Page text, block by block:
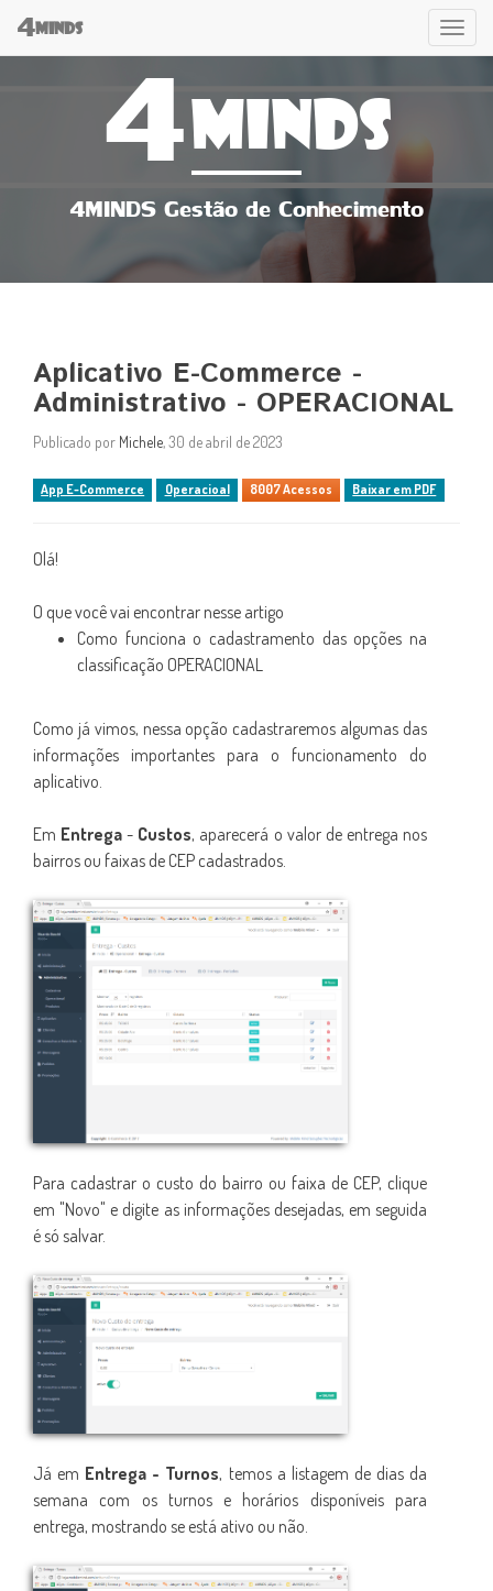
4MINDS 4MINDS
4MINDS Gestão de Conhecimento
Aplicativo E-Commerce -
Administrativo - OPERACIONAL
Publicado por Michele, 30 de abril de 2023
App E-Commerce Operacioal 8007 Acessos Baixar em PDF
Olá!
O que você vai encontrar nesse artigo
Como funciona o cadastramento das opções na
classificação OPERACIONAL
Como já vimos, nessa opção cadastraremos algumas das
informações importantes para o funcionamento do
aplicativo.
Em Entrega - Custos, aparecerá o valor de entrega nos
bairros ou faixas de CEP cadastrados.
Para cadastrar o custo do bairro ou faixa de CEP, clique
em "Novo" e digite as informações desejadas, em seguida
é só salvar.
Já em Entrega - Turnos, temos a listagem de dias da
semana com os turnos e horários disponíveis para
entrega, mostrando se está ativo ou não.